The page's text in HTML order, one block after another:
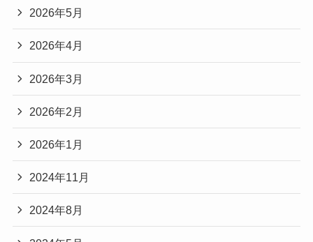
2026年5月
2026年4月
2026年3月
2026年2月
2026年1月
2024年11月
2024年8月